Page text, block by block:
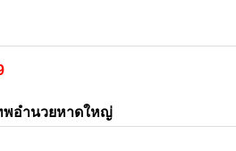
พอำนวยหาดใหญ่